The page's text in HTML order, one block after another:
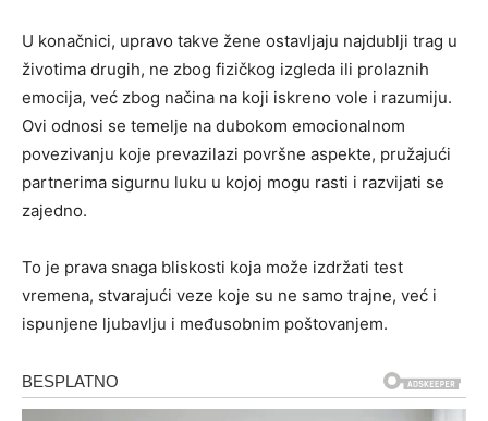
U konačnici, upravo takve žene ostavljaju najdublji trag u
životima drugih, ne zbog fizičkog izgleda ili prolaznih
emocija, već zbog načina na koji iskreno vole i razumiju.
Ovi odnosi se temelje na dubokom emocionalnom
povezivanju koje prevazilazi površne aspekte, pružajući
partnerima sigurnu luku u kojoj mogu rasti i razvijati se
zajedno.
To je prava snaga bliskosti koja može izdržati test
vremena, stvarajući veze koje su ne samo trajne, već i
ispunjene ljubavlju i međusobnim poštovanjem.